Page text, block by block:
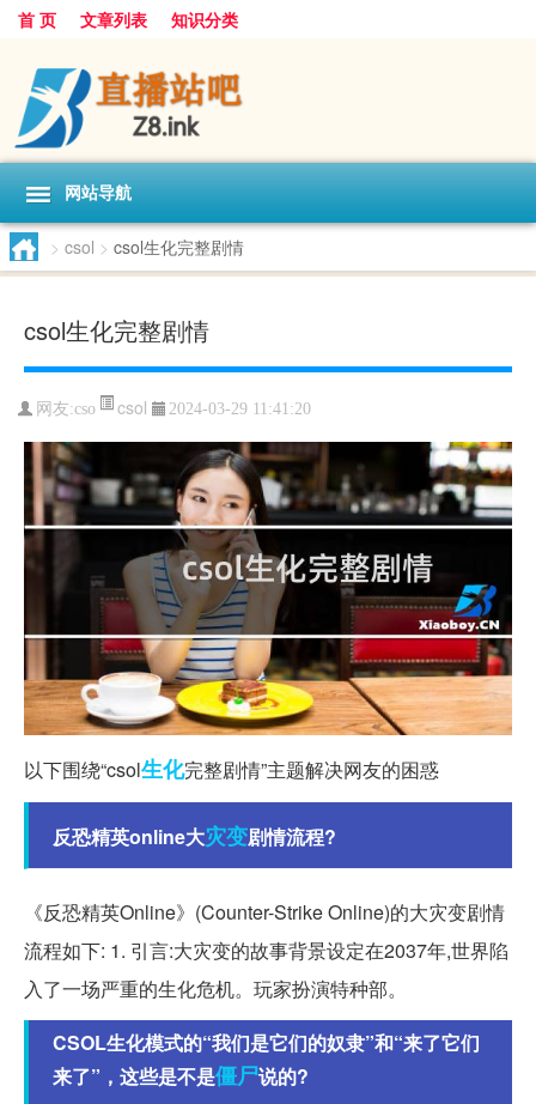
首 页 文章列表 知识分类
网站导航
> csol > csol生化完整剧情
csol生化完整剧情
网友:cso csol 2024-03-29 11:41:20
以下围绕“csol生化完整剧情”主题解决网友的困惑
反恐精英online大灾变剧情流程?
《反恐精英Online》(Counter-Strike Online)的大灾变剧情
流程如下: 1. 引言:大灾变的故事背景设定在2037年,世界陷
入了一场严重的生化危机。玩家扮演特种部。
CSOL生化模式的“我们是它们的奴隶”和“来了它们
来了”，这些是不是僵尸说的?